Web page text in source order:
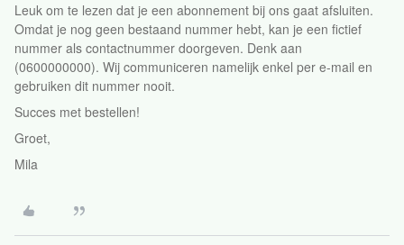
Leuk om te lezen dat je een abonnement bij ons gaat afsluiten.
Omdat je nog geen bestaand nummer hebt, kan je een fictief
nummer als contactnummer doorgeven. Denk aan
(0600000000). Wij communiceren namelijk enkel per e-mail en
gebruiken dit nummer nooit.
Succes met bestellen!
Groet,
Mila